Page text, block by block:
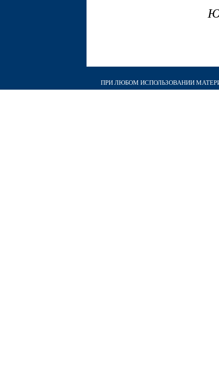
ПРИ ЛЮБОМ ИСПОЛЬЗОВАНИИ